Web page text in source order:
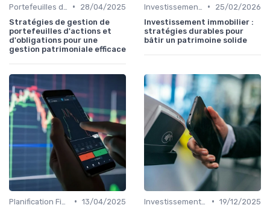
•
28/04/2025
Stratégies de gestion de
portefeuilles d'actions et
d'obligations pour une
gestion patrimoniale efficace
•
25/02/2026
Investissement immobilier :
stratégies durables pour
bâtir un patrimoine solide
• 13/04/2025
• 19/12/2025